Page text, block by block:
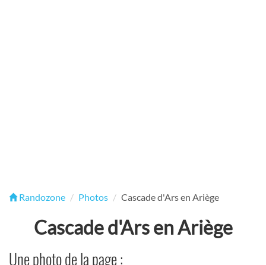
Randozone Photos Cascade d'Ars en Ariège
Cascade d'Ars en Ariège
Une photo de la page :